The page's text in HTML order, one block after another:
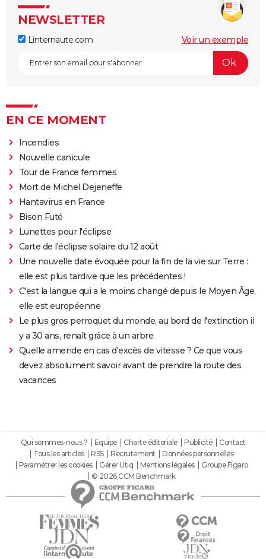
NEWSLETTER
Linternaute.com Voir un exemple
EN CE MOMENT
Incendies
Nouvelle canicule
Tour de France femmes
Mort de Michel Dejeneffe
Hantavirus en France
Bison Futé
Lunettes pour l'éclipse
Carte de l'éclipse solaire du 12 août
Une nouvelle date évoquée pour la fin de la vie sur Terre :
elle est plus tardive que les précédentes !
C'est la langue qui a le moins changé depuis le Moyen Âge,
elle est européenne
Le plus gros perroquet du monde, au bord de l'extinction il
y a 30 ans, renaît grâce à un arbre
Quelle amende en cas d'excès de vitesse ? Ce que vous
devez absolument savoir avant de prendre la route des
vacances
Qui sommes-nous ? Equipe Charte éditoriale Publicité
Contact
Tous les articles
RSS Recrutement
Données personnelles
Paramétrer les cookies
Gérer Utiq Mentions légales
Groupe Figaro
© 2026 CCM Benchmark